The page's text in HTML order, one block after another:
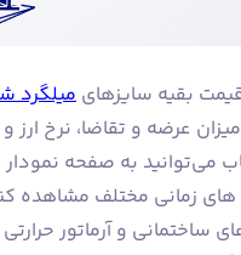
میلگرد
میزان عرضه و تقاضا، نرخ
قیمت میلگرد 8 شاهین بناب
های زمانی مختلف مشاهده
های ساختمانی و آرماتور